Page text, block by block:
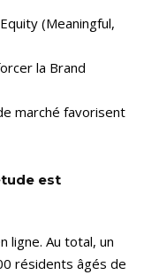
(Meaningful,
la Brand
marché favorisent
est
ligne. Au total, un
résidents âgés de